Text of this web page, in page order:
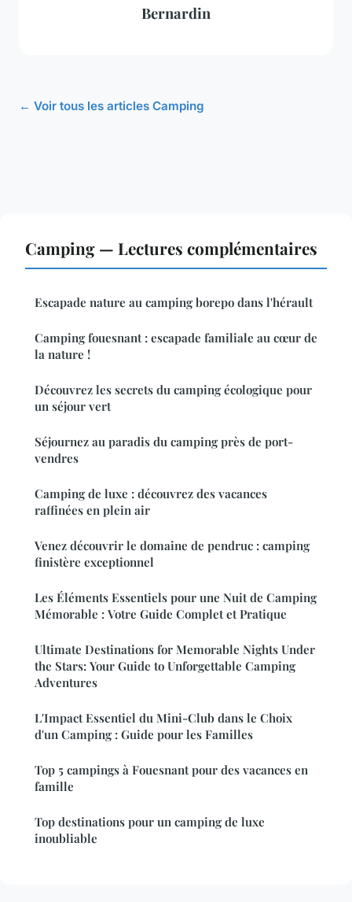
Bernardin
← Voir tous les articles Camping
Camping — Lectures complémentaires
Escapade nature au camping borepo dans l'hérault
Camping fouesnant : escapade familiale au cœur de
la nature !
Découvrez les secrets du camping écologique pour
un séjour vert
Séjournez au paradis du camping près de port-
vendres
Camping de luxe : découvrez des vacances
raffinées en plein air
Venez découvrir le domaine de pendruc : camping
finistère exceptionnel
Les Éléments Essentiels pour une Nuit de Camping
Mémorable : Votre Guide Complet et Pratique
Ultimate Destinations for Memorable Nights Under
the Stars: Your Guide to Unforgettable Camping
Adventures
L'Impact Essentiel du Mini-Club dans le Choix
d'un Camping : Guide pour les Familles
Top 5 campings à Fouesnant pour des vacances en
famille
Top destinations pour un camping de luxe
inoubliable